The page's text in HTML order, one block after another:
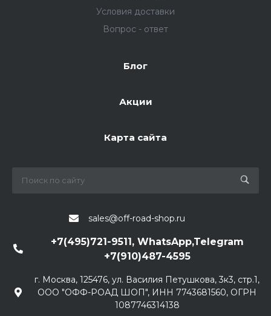
Условия доставки
Вопрос - ответ
Блог
Акции
Карта сайта
sales@off-road-shop.ru
+7(495)721-9511, WhatsApp,Telegram
+7(910)487-4595
г. Москва, 125476, ул. Василия Петушкова, 3к3, стр.1,
ООО "ОФФ-РОАД ШОП", ИНН 7743681560, ОГРН
1087746314138